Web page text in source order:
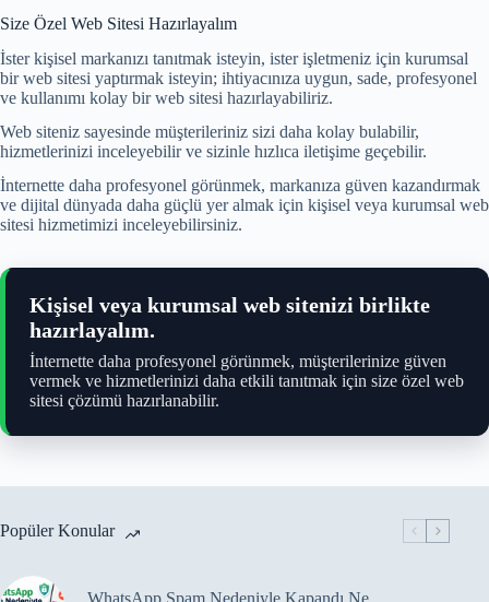
Size Özel Web Sitesi Hazırlayalım
İster kişisel markanızı tanıtmak isteyin, ister işletmeniz için kurumsal
bir web sitesi yaptırmak isteyin; ihtiyacınıza uygun, sade, profesyonel
ve kullanımı kolay bir web sitesi hazırlayabiliriz.
Web siteniz sayesinde müşterileriniz sizi daha kolay bulabilir,
hizmetlerinizi inceleyebilir ve sizinle hızlıca iletişime geçebilir.
İnternette daha profesyonel görünmek, markanıza güven kazandırmak
ve dijital dünyada daha güçlü yer almak için kişisel veya kurumsal web
sitesi hizmetimizi inceleyebilirsiniz.
Kişisel veya kurumsal web sitenizi birlikte
hazırlayalım.
İnternette daha profesyonel görünmek, müşterilerinize güven
vermek ve hizmetlerinizi daha etkili tanıtmak için size özel web
sitesi çözümü hazırlanabilir.
Popüler Konular
WhatsApp Spam Nedeniyle Kapandı Ne